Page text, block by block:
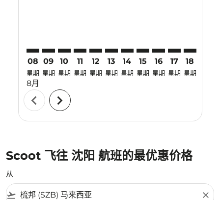
08
星期
8月
09
星期
10
星期
11
星期
12
星期
13
星期
14
星期
15
星期
16
星期
17
星期
18
星期
chevron_left chevron_right
Scoot 飞往 沈阳 航班的最优惠价格
从
flight_takeoff close